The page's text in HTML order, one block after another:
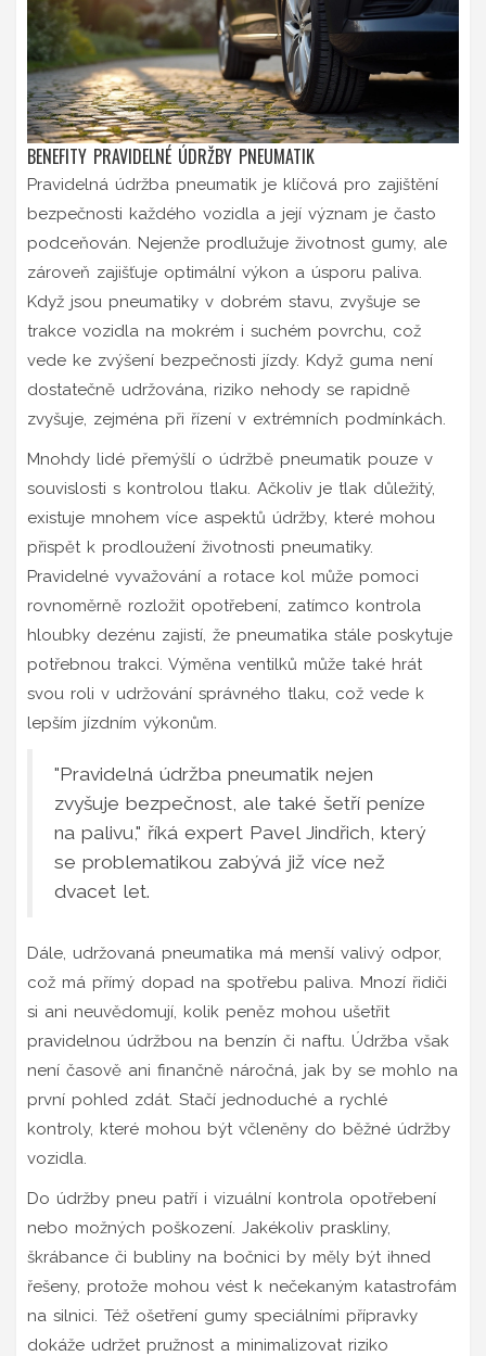
BENEFITY PRAVIDELNÉ ÚDRŽBY PNEUMATIK
Pravidelná údržba pneumatik je klíčová pro zajištění
bezpečnosti každého vozidla a její význam je často
podceňován. Nejenže prodlužuje životnost gumy, ale
zároveň zajišťuje optimální výkon a úsporu paliva.
Když jsou pneumatiky v dobrém stavu, zvyšuje se
trakce vozidla na mokrém i suchém povrchu, což
vede ke zvýšení bezpečnosti jízdy. Když guma není
dostatečně udržována, riziko nehody se rapidně
zvyšuje, zejména při řízení v extrémních podmínkách.
Mnohdy lidé přemýšlí o údržbě pneumatik pouze v
souvislosti s kontrolou tlaku. Ačkoliv je tlak důležitý,
existuje mnohem více aspektů údržby, které mohou
přispět k prodloužení životnosti pneumatiky.
Pravidelné vyvažování a rotace kol může pomoci
rovnoměrně rozložit opotřebení, zatímco kontrola
hloubky dezénu zajistí, že pneumatika stále poskytuje
potřebnou trakci. Výměna ventilků může také hrát
svou roli v udržování správného tlaku, což vede k
lepším jízdním výkonům.
"Pravidelná údržba pneumatik nejen
zvyšuje bezpečnost, ale také šetří peníze
na palivu," říká expert Pavel Jindřich, který
se problematikou zabývá již více než
dvacet let.
Dále, udržovaná pneumatika má menší valivý odpor,
což má přímý dopad na spotřebu paliva. Mnozí řidiči
si ani neuvědomují, kolik peněz mohou ušetřit
pravidelnou údržbou na benzín či naftu. Údržba však
není časově ani finančně náročná, jak by se mohlo na
první pohled zdát. Stačí jednoduché a rychlé
kontroly, které mohou být včleněny do běžné údržby
vozidla.
Do údržby pneu patří i vizuální kontrola opotřebení
nebo možných poškození. Jakékoliv praskliny,
škrábance či bubliny na bočnici by měly být ihned
řešeny, protože mohou vést k nečekaným katastrofám
na silnici. Též ošetření gumy speciálními přípravky
dokáže udržet pružnost a minimalizovat riziko